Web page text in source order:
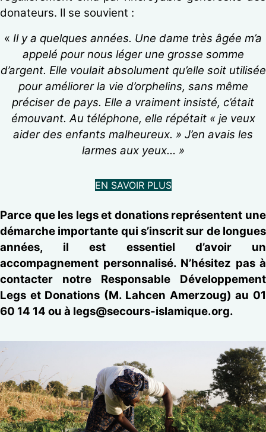
donateurs. Il se souvient :
« Il y a quelques années. Une dame très âgée m’a
appelé pour nous léger une grosse somme
d’argent. Elle voulait absolument qu’elle soit utilisée
pour améliorer la vie d’orphelins, sans même
préciser de pays. Elle a vraiment insisté, c’était
émouvant. Au téléphone, elle répétait « je veux
aider des enfants malheureux. » J’en avais les
larmes aux yeux… »
EN SAVOIR PLUS
Parce que les legs et donations représentent une
démarche importante qui s’inscrit sur de longues
années, il est essentiel d’avoir un
accompagnement personnalisé. N’hésitez pas à
contacter notre Responsable Développement
Legs et Donations (M. Lahcen Amerzoug) au 01
60 14 14 ou à legs@secours-islamique.org.